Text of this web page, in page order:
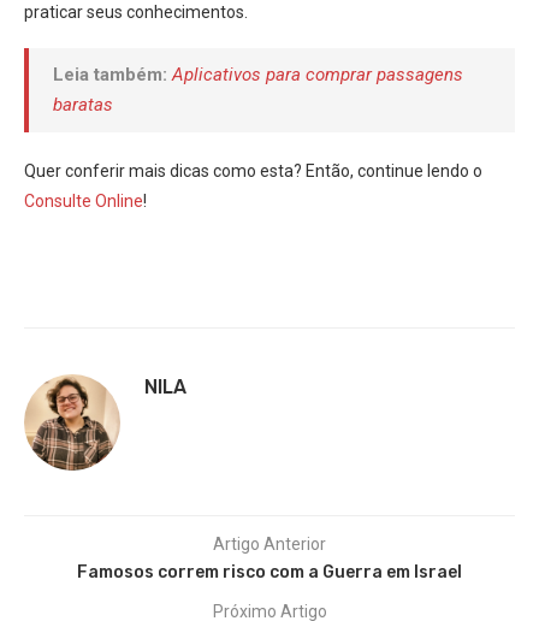
praticar seus conhecimentos.
Leia também: Aplicativos para comprar passagens
baratas
Quer conferir mais dicas como esta? Então, continue lendo o
Consulte Online!
NILA
Artigo Anterior
Famosos correm risco com a Guerra em Israel
Próximo Artigo